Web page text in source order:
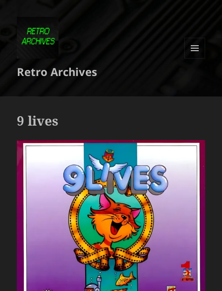
Retro Archives
9 lives